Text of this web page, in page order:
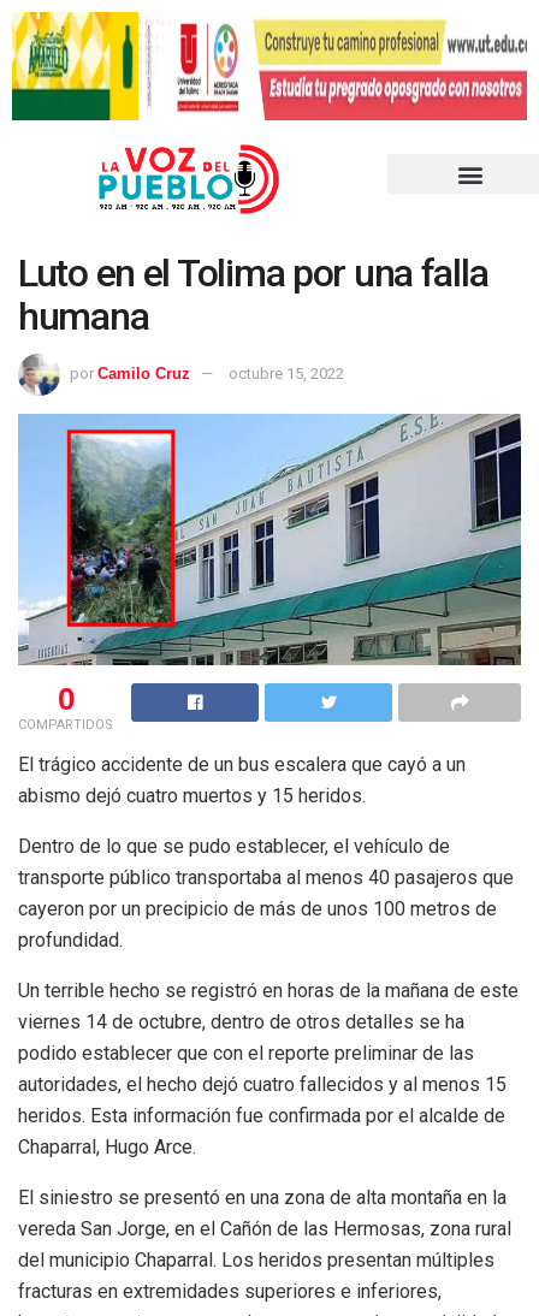
Luto en el Tolima por una falla
humana
por Camilo Cruz octubre 15, 2022
0
COMPARTIDOS
El trágico accidente de un bus escalera que cayó a un
abismo dejó cuatro muertos y 15 heridos.
Dentro de lo que se pudo establecer, el vehículo de
transporte público transportaba al menos 40 pasajeros que
cayeron por un precipicio de más de unos 100 metros de
profundidad.
Un terrible hecho se registró en horas de la mañana de este
viernes 14 de octubre, dentro de otros detalles se ha
podido establecer que con el reporte preliminar de las
autoridades, el hecho dejó cuatro fallecidos y al menos 15
heridos. Esta información fue confirmada por el alcalde de
Chaparral, Hugo Arce.
El siniestro se presentó en una zona de alta montaña en la
vereda San Jorge, en el Cañón de las Hermosas, zona rural
del municipio Chaparral. Los heridos presentan múltiples
fracturas en extremidades superiores e inferiores,